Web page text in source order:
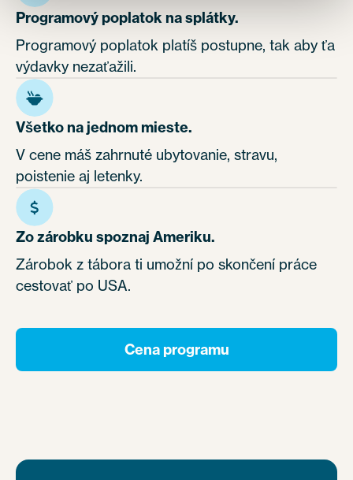
Programový poplatok na splátky.
Programový poplatok platíš postupne, tak aby ťa
výdavky nezaťažili.
Všetko na jednom mieste.
V cene máš zahrnuté ubytovanie, stravu,
poistenie aj letenky.
Zo zárobku spoznaj Ameriku.
Zárobok z tábora ti umožní po skončení práce
cestovať po USA.
Cena programu